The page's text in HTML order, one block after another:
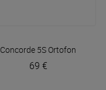
Concorde 5S Ortofon
69 €